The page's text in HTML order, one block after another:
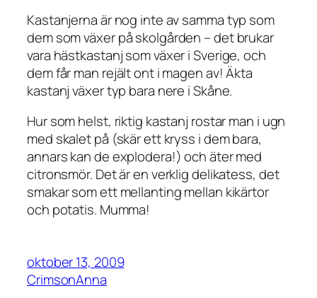
Kastanjerna är nog inte av samma typ som
dem som växer på skolgården – det brukar
vara hästkastanj som växer i Sverige, och
dem får man rejält ont i magen av! Äkta
kastanj växer typ bara nere i Skåne.
Hur som helst, riktig kastanj rostar man i ugn
med skalet på (skär ett kryss i dem bara,
annars kan de explodera!) och äter med
citronsmör. Det är en verklig delikatess, det
smakar som ett mellanting mellan kikärtor
och potatis. Mumma!
oktober 13, 2009
CrimsonAnna